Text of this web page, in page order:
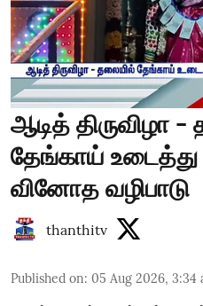
ஆடித் திருவிழா
தேங்காய்
வினோத வழிபாடு
thanthitv
Published on: 05 Aug 2026, 3:34